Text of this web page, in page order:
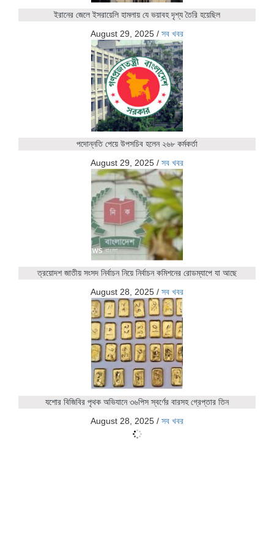
ইরানের জেলে ইসরায়েলি হামলায় যে ভয়াবহ দৃশ্য তৈরি হয়েছিল
August 29, 2025 / সব খবর
পদোন্নতি পেয়ে উপসচিব হলেন ২৬৮ কর্মকর্তা
August 29, 2025 / সব খবর
ত্রয়োদশ জাতীয় সংসদ নির্বাচন নিয়ে নির্বাচন কমিশনের রোডম্যাপে যা আছে
August 28, 2025 / সব খবর
যশোর বিজিবির পৃথক অভিযানে ৩৬পিস স্বর্ণের বারসহ গ্রেপ্তার তিন
August 28, 2025 / সব খবর